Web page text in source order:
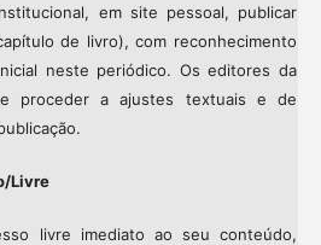
em site pessoal, publicar
de livro), com reconhecimento
neste periódico. Os editores da
proceder a ajustes textuais e de
Livre
livre imediato ao seu conteúdo,